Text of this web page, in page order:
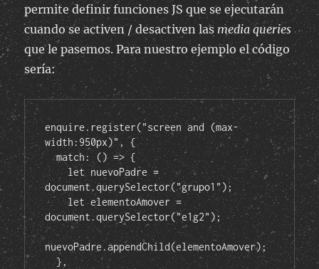
permite definir funciones JS que se ejecutarán
cuando se activen / desactiven las media queries
que le pasemos. Para nuestro ejemplo el código
sería:
enquire.register("screen and (max-
width:950px)", {
  match: () => {
    let nuevoPadre =
document.querySelector("grupo1");
    let elementoAmover =
document.querySelector("e1g2");
nuevoPadre.appendChild(elementoAmover);
  },